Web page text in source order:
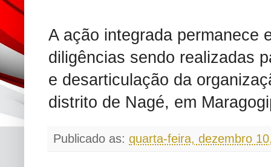
A ação integrada permanece
diligências sendo realizadas
e desarticulação da
distrito de Nagé, em
Publicado as: quarta-feira, dezembro